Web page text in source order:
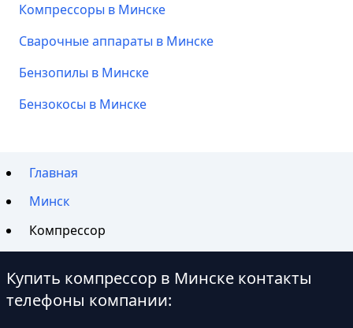
Компрессоры в Минске
Сварочные аппараты в Минске
Бензопилы в Минске
Бензокосы в Минске
Главная
Минск
Компрессор
Купить компрессор в Минске контакты
телефоны компании: